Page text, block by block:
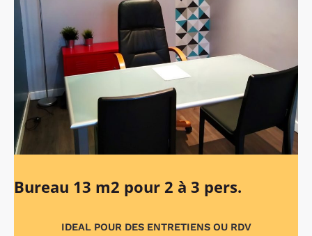
Bureau 13 m2 pour 2 à 3 pers.
IDEAL POUR DES ENTRETIENS OU RDV